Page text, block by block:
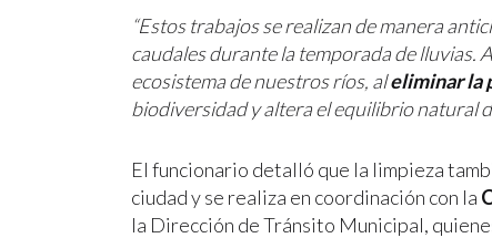
“Estos trabajos se realizan de manera
caudales durante la temporada de lluvias.
ecosistema de nuestros ríos, aleliminar la
biodiversidad y altera el equilibrio natural
El funcionario detalló que la limpieza
ciudad y se realiza en coordinación con la
la Dirección de Tránsito Municipal,